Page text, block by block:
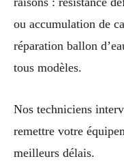
ou accumulation de
réparation ballon
tous modèles.
Nos techniciens
remettre votre
meilleurs délais.